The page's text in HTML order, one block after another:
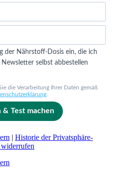
der Nährstoff-Dosis ein, die ich
selbst abbestellen
die Verarbeitung Ihrer Daten gemäß
.
& Test machen
| Historie der Privatsphäre-